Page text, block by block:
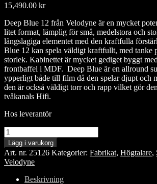
15,490.00 kr
Deep Blue 12 från Velodyne är en mycket
litet format, lämplig för små, medelstora och
långslagiga elementet med den kraftfulla
Blue 12 kan spela väldigt kraftfullt, med tanke
storlek. Kabinettet är mycket gediget byggt
frontbaffel i MDF. Deep Blue är en allround
ypperligt både till film då den spelar djupt och
den är också väldigt torr och rapp vilket gör
tvåkanals Hifi.
Hos leverantör
Velodyne
Deep
Blue
12
mängd
Lägg i varukorg
Art. nr. 25126 Kategorier: Fabrikat, Högtalare,
Velodyne
Beskrivning